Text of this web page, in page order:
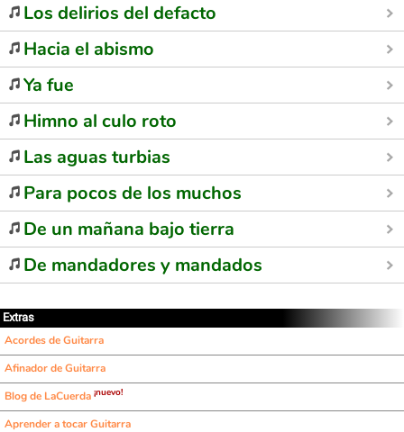
Los delirios del defacto
Hacia el abismo
Ya fue
Himno al culo roto
Las aguas turbias
Para pocos de los muchos
De un mañana bajo tierra
De mandadores y mandados
Extras
Acordes de Guitarra
Afinador de Guitarra
Blog de LaCuerda ¡nuevo!
Aprender a tocar Guitarra